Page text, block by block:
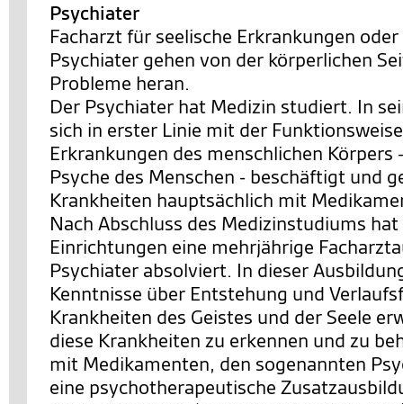
Psychiater
Facharzt für seelische Erkrankungen
Psychiater gehen von der körperlichen
Probleme heran.
Der Psychiater hat Medizin studiert. In
sich in erster Linie mit der
Erkrankungen des menschlichen Körpers
Psyche des Menschen - beschäftigt und
Krankheiten hauptsächlich mit
Nach Abschluss des Medizinstudiums
Einrichtungen eine mehrjährige
Psychiater absolviert. In dieser
Kenntnisse über Entstehung und
Krankheiten des Geistes und der Seele
diese Krankheiten zu erkennen und zu
mit Medikamenten, den sogenannten
eine psychotherapeutische